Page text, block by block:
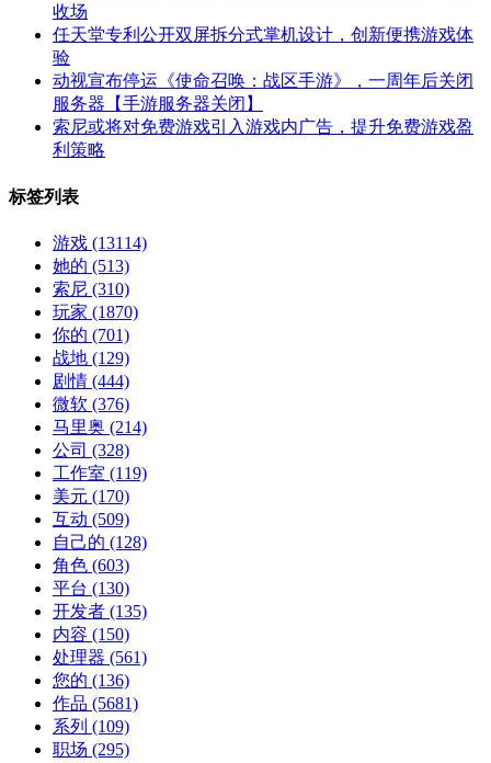
收场
任天堂专利公开双屏拆分式掌机设计，创新便携游戏体
验
动视宣布停运《使命召唤：战区手游》，一周年后关闭
服务器【手游服务器关闭】
索尼或将对免费游戏引入游戏内广告，提升免费游戏盈
利策略
标签列表
游戏 (13114)
她的 (513)
索尼 (310)
玩家 (1870)
你的 (701)
战地 (129)
剧情 (444)
微软 (376)
马里奥 (214)
公司 (328)
工作室 (119)
美元 (170)
互动 (509)
自己的 (128)
角色 (603)
平台 (130)
开发者 (135)
内容 (150)
处理器 (561)
您的 (136)
作品 (5681)
系列 (109)
职场 (295)